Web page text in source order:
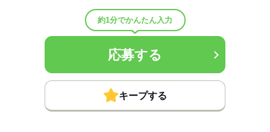
約1分でかんたん入力
応募する
キープする